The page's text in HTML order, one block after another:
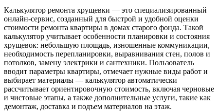
Калькулятор ремонта хрущевки — это специализированный
онлайн-сервис, созданный для быстрой и удобной оценки
стоимости ремонта квартиры в домах старого фонда. Такой
калькулятор учитывает особенности планировки и состояния
хрущевок: небольшую площадь, изношенные коммуникации,
необходимость перепланировки, выравнивания стен, полов и
потолков, замену электрики и сантехники. Пользователь
вводит параметры квартиры, отмечает нужные виды работ и
выбирает материалы — калькулятор автоматически
рассчитывает ориентировочную стоимость, включая черновые
и чистовые этапы, а также дополнительные услуги, такие как
демонтаж, доставка и подъем материалов на этаж.